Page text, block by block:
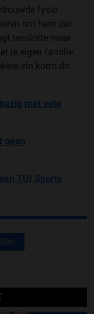
fysio
om hem dat
tenslotte meer
je eigen familie.
zin komt dit
met vete
geen
TUI Sports